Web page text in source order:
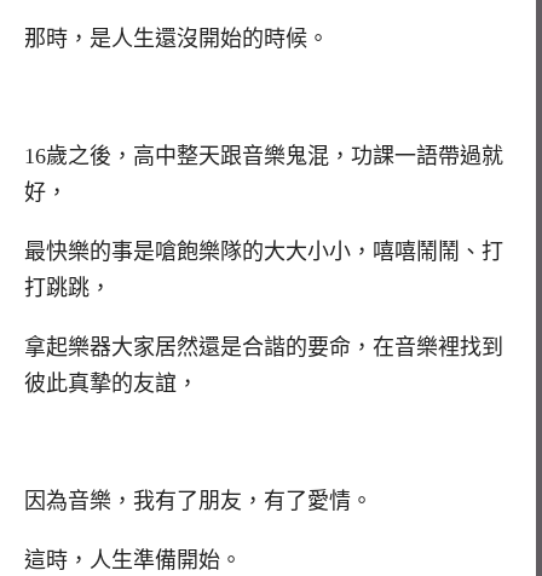
那時，是人生還沒開始的時候。
16歲之後，高中整天跟音樂鬼混，功課一語帶過就
好，
最快樂的事是嗆飽樂隊的大大小小，嘻嘻鬧鬧、打
打跳跳，
拿起樂器大家居然還是合諧的要命，在音樂裡找到
彼此真摯的友誼，
因為音樂，我有了朋友，有了愛情。
這時，人生準備開始。